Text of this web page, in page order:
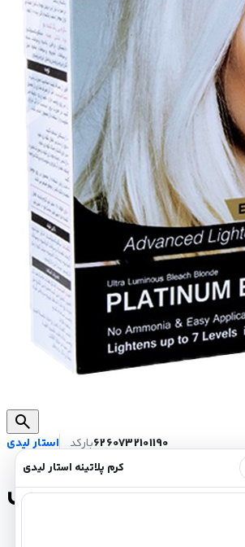
search
کرم پلاتینه استار لیدی
استار لیدی بارکد6260732101190
کرم پلاتینه استار لیدی